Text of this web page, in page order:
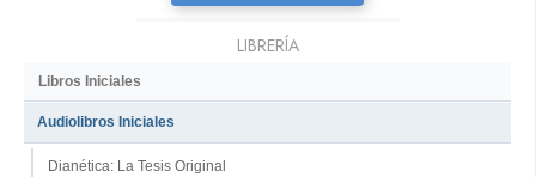
LIBRERÍA
Libros Iniciales
Audiolibros Iniciales
Dianética: La Tesis Original